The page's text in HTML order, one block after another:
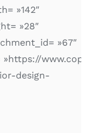
»142″
»28″
»67″
»https://
design-